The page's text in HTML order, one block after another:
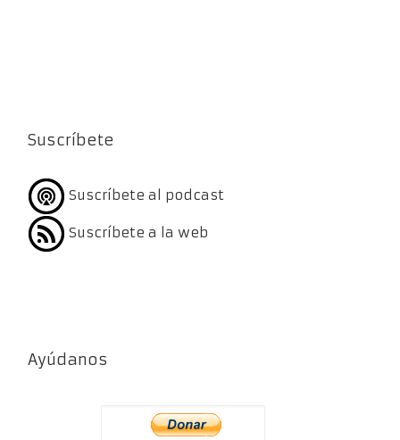
Suscríbete
Suscríbete al podcast
Suscríbete a la web
Ayúdanos